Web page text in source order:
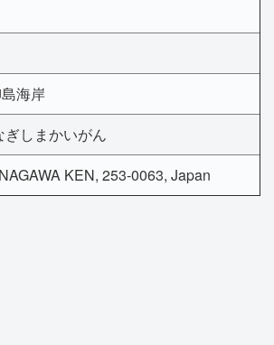
海岸
しまかいがん
KEN, 253-0063, Japan